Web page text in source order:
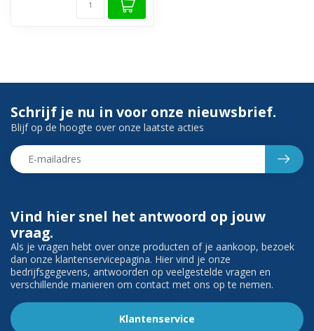
Vind hier snel het antwoord op jouw
vraag.
Als je vragen hebt over onze producten of je aankoop, bezoek
dan onze klantenservicepagina. Hier vind je onze
bedrijfsgegevens, antwoorden op veelgestelde vragen en
verschillende manieren om contact met ons op te nemen.
Klantenservice
Schrijf je nu in voor onze nieuwsbrief.
Blijf op de hoogte over onze laatste acties